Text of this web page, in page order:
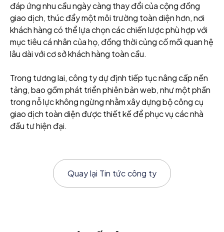
đáp ứng nhu cầu ngày càng thay đổi của cộng đồng
giao dịch, thúc đẩy một môi trường toàn diện hơn, nơi
khách hàng có thể lựa chọn các chiến lược phù hợp với
mục tiêu cá nhân của họ, đồng thời củng cố mối quan hệ
lâu dài với cơ sở khách hàng toàn cầu.
Trong tương lai, công ty dự định tiếp tục nâng cấp nền
tảng, bao gồm phát triển phiên bản web, như một phần
trong nỗ lực không ngừng nhằm xây dựng bộ công cụ
giao dịch toàn diện được thiết kế để phục vụ các nhà
đầu tư hiện đại.
Quay lại Tin tức công ty